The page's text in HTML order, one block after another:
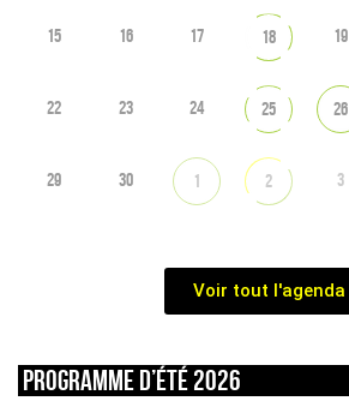
15 16 17 18 19
22 23 24 25 26
29 30 1 2 3
Voir tout l'agenda
Programme d’été 2026